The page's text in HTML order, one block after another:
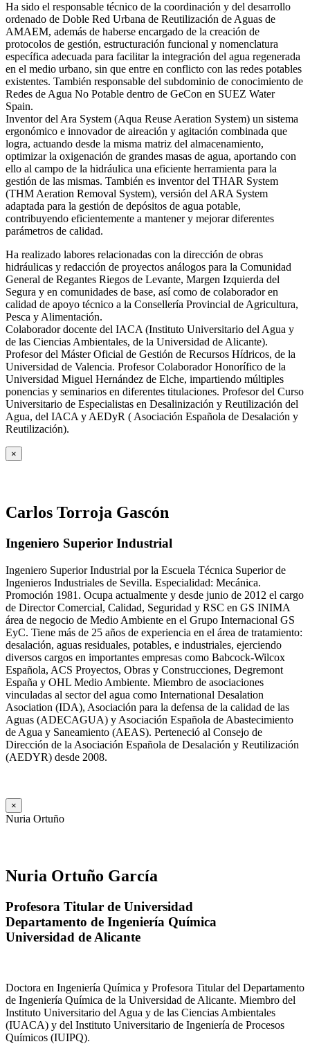
Ha sido el responsable técnico de la coordinación y del desarrollo
ordenado de Doble Red Urbana de Reutilización de Aguas de
AMAEM, además de haberse encargado de la creación de
protocolos de gestión, estructuración funcional y nomenclatura
específica adecuada para facilitar la integración del agua regenerada
en el medio urbano, sin que entre en conflicto con las redes potables
existentes. También responsable del subdominio de conocimiento de
Redes de Agua No Potable dentro de GeCon en SUEZ Water
Spain.
Inventor del Ara System (Aqua Reuse Aeration System) un sistema
ergonómico e innovador de aireación y agitación combinada que
logra, actuando desde la misma matriz del almacenamiento,
optimizar la oxigenación de grandes masas de agua, aportando con
ello al campo de la hidráulica una eficiente herramienta para la
gestión de las mismas. También es inventor del THAR System
(THM Aeration Removal System), versión del ARA System
adaptada para la gestión de depósitos de agua potable,
contribuyendo eficientemente a mantener y mejorar diferentes
parámetros de calidad.
Ha realizado labores relacionadas con la dirección de obras
hidráulicas y redacción de proyectos análogos para la Comunidad
General de Regantes Riegos de Levante, Margen Izquierda del
Segura y en comunidades de base, así como de colaborador en
calidad de apoyo técnico a la Consellería Provincial de Agricultura,
Pesca y Alimentación.
Colaborador docente del IACA (Instituto Universitario del Agua y
de las Ciencias Ambientales, de la Universidad de Alicante).
Profesor del Máster Oficial de Gestión de Recursos Hídricos, de la
Universidad de Valencia. Profesor Colaborador Honorífico de la
Universidad Miguel Hernández de Elche, impartiendo múltiples
ponencias y seminarios en diferentes titulaciones. Profesor del Curso
Universitario de Especialistas en Desalinización y Reutilización del
Agua, del IACA y AEDyR ( Asociación Española de Desalación y
Reutilización).
×
Carlos Torroja Gascón
Ingeniero Superior Industrial
Ingeniero Superior Industrial por la Escuela Técnica Superior de
Ingenieros Industriales de Sevilla. Especialidad: Mecánica.
Promoción 1981. Ocupa actualmente y desde junio de 2012 el cargo
de Director Comercial, Calidad, Seguridad y RSC en GS INIMA
área de negocio de Medio Ambiente en el Grupo Internacional GS
EyC. Tiene más de 25 años de experiencia en el área de tratamiento:
desalación, aguas residuales, potables, e industriales, ejerciendo
diversos cargos en importantes empresas como Babcock-Wilcox
Española, ACS Proyectos, Obras y Construcciones, Degremont
España y OHL Medio Ambiente. Miembro de asociaciones
vinculadas al sector del agua como International Desalation
Asociation (IDA), Asociación para la defensa de la calidad de las
Aguas (ADECAGUA) y Asociación Española de Abastecimiento
de Agua y Saneamiento (AEAS). Perteneció al Consejo de
Dirección de la Asociación Española de Desalación y Reutilización
(AEDYR) desde 2008.
×
Nuria Ortuño
Nuria Ortuño García
Profesora Titular de Universidad
Departamento de Ingeniería Química
Universidad de Alicante
Doctora en Ingeniería Química y Profesora Titular del Departamento
de Ingeniería Química de la Universidad de Alicante. Miembro del
Instituto Universitario del Agua y de las Ciencias Ambientales
(IUACA) y del Instituto Universitario de Ingeniería de Procesos
Químicos (IUIPQ).